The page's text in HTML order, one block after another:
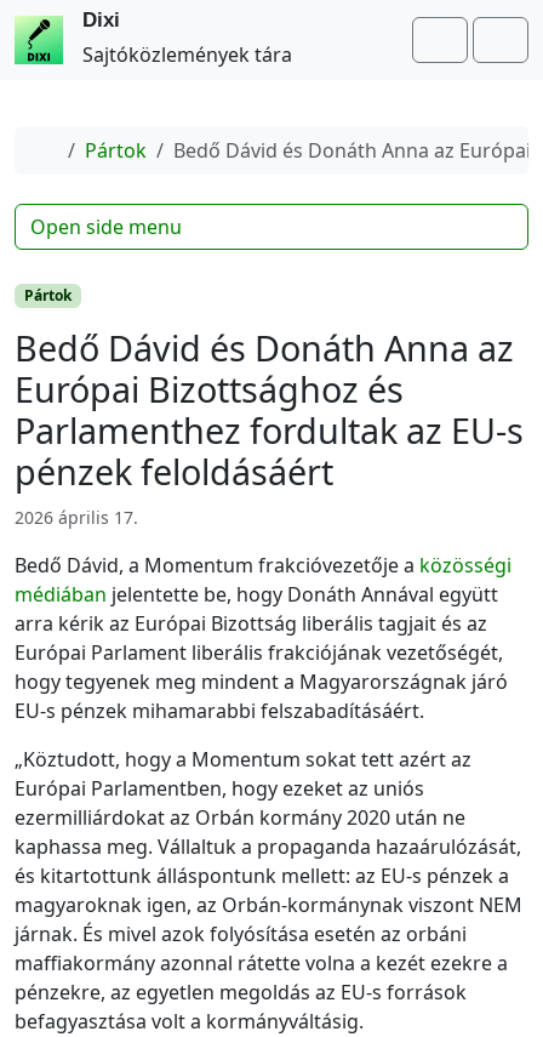
Dixi
Sajtóközlemények tára
Home
Pártok Bedő Dávid és Donáth Anna az
Pártok
Bedő Dávid és Donáth Anna az
Európai Bizottsághoz és
Parlamenthez fordultak az EU-s
pénzek feloldásáért
2026 április 17.
Bedő Dávid, a Momentum frakcióvezetője a közösségi
médiában jelentette be, hogy Donáth Annával együtt
arra kérik az Európai Bizottság liberális tagjait és az
Európai Parlament liberális frakciójának vezetőségét,
hogy tegyenek meg mindent a Magyarországnak járó
EU-s pénzek mihamarabbi felszabadításáért.
„Köztudott, hogy a Momentum sokat tett azért az
Európai Parlamentben, hogy ezeket az uniós
ezermilliárdokat az Orbán kormány 2020 után ne
kaphassa meg. Vállaltuk a propaganda hazaárulózását,
és kitartottunk álláspontunk mellett: az EU-s pénzek a
magyaroknak igen, az Orbán-kormánynak viszont NEM
járnak. És mivel azok folyósítása esetén az orbáni
maffiakormány azonnal rátette volna a kezét ezekre a
pénzekre, az egyetlen megoldás az EU-s források
befagyasztása volt a kormányváltásig.
Open side menu